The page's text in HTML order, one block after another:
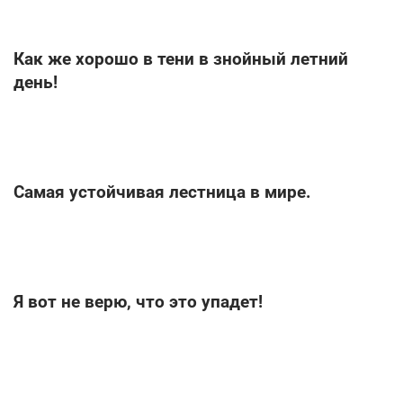
Как же хорошо в тени в знойный летний
день!
Самая устойчивая лестница в мире.
Я вот не верю, что это упадет!